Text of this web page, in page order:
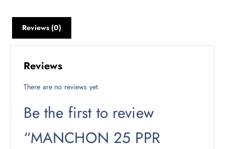
Reviews (0)
Reviews
There are no reviews yet.
Be the first to review
“MANCHON 25 PPR